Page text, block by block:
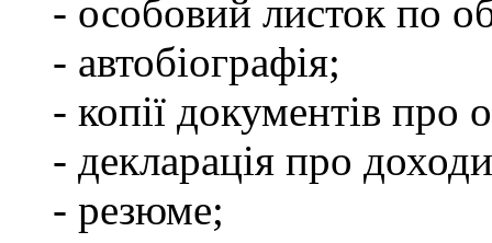
- особовий листок по
- автобіографія;
- копії документів про
- декларація про
- резюме;